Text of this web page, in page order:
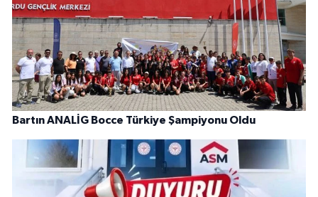
Bartın ANALİG Bocce Türkiye Şampiyonu Oldu